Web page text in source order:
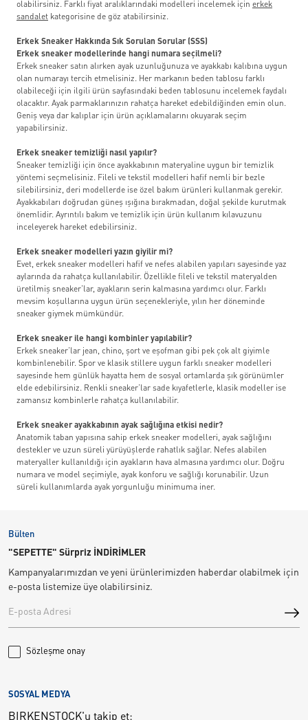
olabilirsiniz. Farklı fiyat aralıklarındaki modelleri incelemek için erkek
sandalet kategorisine de göz atabilirsiniz.
Erkek Sneaker Hakkında Sık Sorulan Sorular (SSS)
Erkek sneaker modellerinde hangi numara seçilmeli?
Erkek sneaker satın alırken ayak uzunluğunuza ve ayakkabı kalıbına uygun
olan numarayı tercih etmelisiniz. Her markanın beden tablosu farklı
olabileceği için ilgili ürün sayfasındaki beden tablosunu incelemek faydalı
olacaktır. Ayak parmaklarınızın rahatça hareket edebildiğinden emin olun.
Geniş veya dar kalıplar için ürün açıklamalarını okuyarak seçim
yapabilirsiniz.
Erkek sneaker temizliği nasıl yapılır?
Sneaker temizliği için önce ayakkabının materyaline uygun bir temizlik
yöntemi seçmelisiniz. Fileli ve tekstil modelleri hafif nemli bir bezle
silebilirsiniz, deri modellerde ise özel bakım ürünleri kullanmak gerekir.
Ayakkabıları doğrudan güneş ışığına bırakmadan, doğal şekilde kurutmak
önemlidir. Ayrıntılı bakım ve temizlik için ürün kullanım kılavuzunu
inceleyerek hareket edebilirsiniz.
Erkek sneaker modelleri yazın giyilir mi?
Evet, erkek sneaker modelleri hafif ve nefes alabilen yapıları sayesinde yaz
aylarında da rahatça kullanılabilir. Özellikle fileli ve tekstil materyalden
üretilmiş sneaker’lar, ayakların serin kalmasına yardımcı olur. Farklı
mevsim koşullarına uygun ürün seçenekleriyle, yılın her döneminde
sneaker giymek mümkündür.
Erkek sneaker ile hangi kombinler yapılabilir?
Erkek sneaker’lar jean, chino, şort ve eşofman gibi pek çok alt giyimle
kombinlenebilir. Spor ve klasik stillere uygun farklı sneaker modelleri
sayesinde hem günlük hayatta hem de sosyal ortamlarda şık görünümler
elde edebilirsiniz. Renkli sneaker’lar sade kıyafetlerle, klasik modeller ise
zamansız kombinlerle rahatça kullanılabilir.
Erkek sneaker ayakkabının ayak sağlığına etkisi nedir?
Anatomik taban yapısına sahip erkek sneaker modelleri, ayak sağlığını
destekler ve uzun süreli yürüyüşlerde rahatlık sağlar. Nefes alabilen
materyaller kullanıldığı için ayakların hava almasına yardımcı olur. Doğru
numara ve model seçimiyle, ayak konforu ve sağlığı korunabilir. Uzun
süreli kullanımlarda ayak yorgunluğu minimuma iner.
Bülten
"SEPETTE" Sürpriz İNDİRİMLER
Kampanyalarımızdan ve yeni ürünlerimizden haberdar olabilmek için
e-posta listemize üye olabilirsiniz.
Sözleşme onay
SOSYAL MEDYA
BIRKENSTOCK'u takip et: